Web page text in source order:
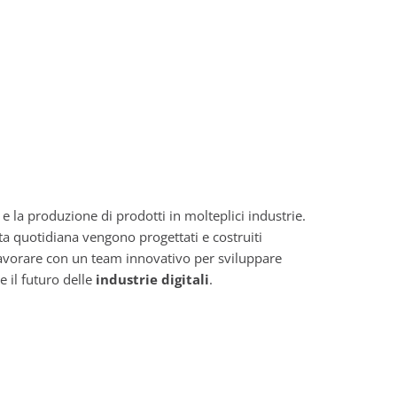
e la produzione di prodotti in molteplici industrie.
quotidiana vengono progettati e costruiti
con un team innovativo per sviluppare
il futuro delle industrie digitali.